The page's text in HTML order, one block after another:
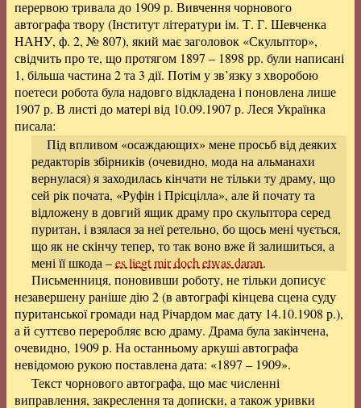
перервою тривала до 1909 р. Вивчення чорнового
автографа твору (Інститут літератури ім. Т. Г. Шевченка
НАНУ, ф. 2, № 807), який має заголовок «Скульптор»,
свідчить про те, що протягом 1897 – 1898 рр. були написані
1, більша частина 2 та 3 дії. Потім у зв’язку з хворобою
поетеси робота була надовго відкладена і поновлена лише
1907 р. В листі до матері від 10.09.1907 р. Леся Українка
писала:
Під впливом «осаждающих» мене просьб від деяких
редакторів збірників (очевидно, мода на альманахи
вернулася) я заходилась кінчати не тільки ту драму, що
сей рік почата, «Руфін і Прісцілла», але й почату та
відложену в довгий ящик драму про скульптора серед
пуритан, і взялася за неї ретельно, бо щось мені чується,
що як не скінчу тепер, то так воно вже й залишиться, а
мені її шкода –es liegt mir doch etwas daran.
Письменниця, поновивши роботу, не тільки дописує
незавершену раніше дію 2 (в автографі кінцева сцена суду
пуританської громади над Річардом має дату 14.10.1908 р.),
а й суттєво переробляє всю драму. Драма була закінчена,
очевидно, 1909 р. На останньому аркуші автографа
невідомою рукою поставлена дата: «1897 – 1909».
Текст чорнового автографа, що має численні
виправлення, закреслення та дописки, а також уривки